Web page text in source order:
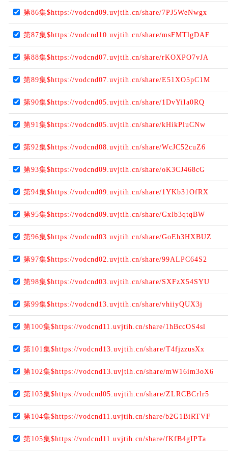
第86集$https://vodcnd09.uvjtih.cn/share/7PJ5WeNwgx
第87集$https://vodcnd10.uvjtih.cn/share/msFMTlgDAF
第88集$https://vodcnd07.uvjtih.cn/share/rKOXPO7vJA
第89集$https://vodcnd07.uvjtih.cn/share/E51XO5pC1M
第90集$https://vodcnd05.uvjtih.cn/share/1DvYiIa0RQ
第91集$https://vodcnd05.uvjtih.cn/share/kHikPluCNw
第92集$https://vodcnd08.uvjtih.cn/share/WcJC52cuZ6
第93集$https://vodcnd09.uvjtih.cn/share/oK3CJ468cG
第94集$https://vodcnd09.uvjtih.cn/share/1YKb31OfRX
第95集$https://vodcnd09.uvjtih.cn/share/Gxlb3qtqBW
第96集$https://vodcnd03.uvjtih.cn/share/GoEh3HXBUZ
第97集$https://vodcnd02.uvjtih.cn/share/99ALPC64S2
第98集$https://vodcnd03.uvjtih.cn/share/SXFzX54SYU
第99集$https://vodcnd13.uvjtih.cn/share/vhiiyQUX3j
第100集$https://vodcnd11.uvjtih.cn/share/1hBccOS4sl
第101集$https://vodcnd13.uvjtih.cn/share/T4fjzzusXx
第102集$https://vodcnd13.uvjtih.cn/share/mW16im3oX6
第103集$https://vodcnd05.uvjtih.cn/share/ZLRCBCrlr5
第104集$https://vodcnd11.uvjtih.cn/share/b2G1BiRTVF
第105集$https://vodcnd11.uvjtih.cn/share/fKfB4gIPTa